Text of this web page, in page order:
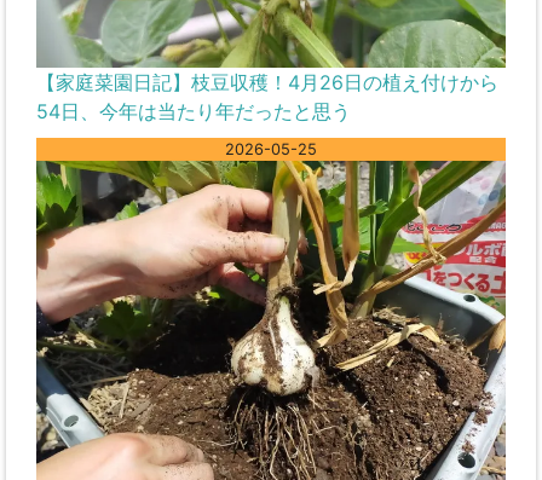
【家庭菜園日記】枝豆収穫！4月26日の植え付けから
54日、今年は当たり年だったと思う
2026-05-25